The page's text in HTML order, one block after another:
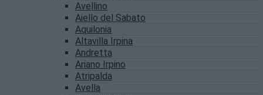
Avellino
Aiello del Sabato
Aquilonia
Altavilla Irpina
Andretta
Ariano Irpino
Atripalda
Avella